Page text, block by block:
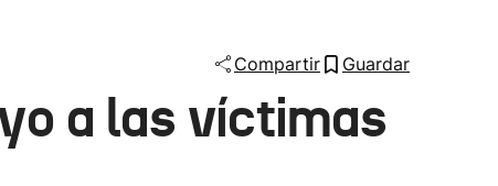
Lo último
Compartir Guardar
a las víctimas